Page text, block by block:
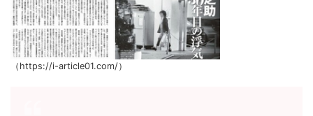
（https://i-article01.com/）